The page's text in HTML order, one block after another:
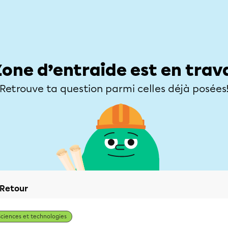
d’entraide est en
Retrouve ta question parmi celles déjà
Retour
et technologies